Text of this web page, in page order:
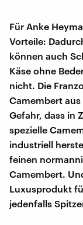
Für Anke
Vorteile:
können auch
Käse ohne
nicht. Die
Camembert
Gefahr, dass in
spezielle
industriell
feinen
Camembert.
Luxusprodukt
jedenfalls